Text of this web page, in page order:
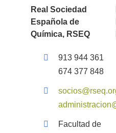
Real Sociedad
Española de
Química, RSEQ
913 944 361
674 377 848
Facultad de